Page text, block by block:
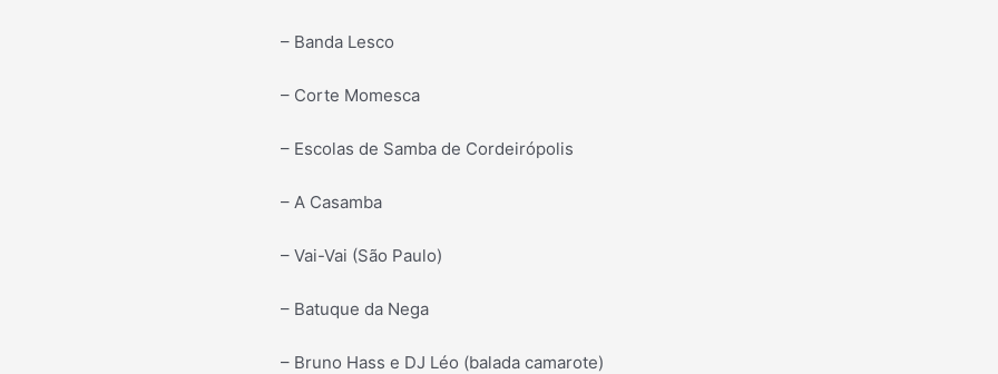
– Banda Lesco
– Corte Momesca
– Escolas de Samba de Cordeirópolis
– A Casamba
– Vai-Vai (São Paulo)
– Batuque da Nega
– Bruno Hass e DJ Léo (balada camarote)